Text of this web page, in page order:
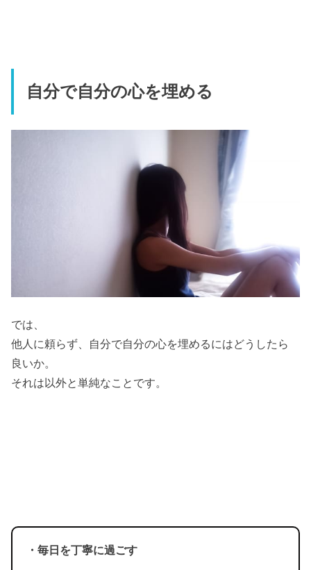
自分で自分の心を埋める
では、
他人に頼らず、自分で自分の心を埋めるにはどうしたら
良いか。
それは以外と単純なことです。
・毎日を丁寧に過ごす